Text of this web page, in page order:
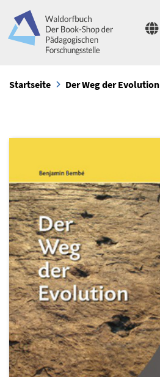
Startseite Der Weg der Evolution